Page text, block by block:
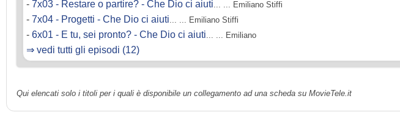
- 7x03 - Restare o partire? - Che Dio ci aiuti... ... Emiliano Stiffi
- 7x04 - Progetti - Che Dio ci aiuti... ... Emiliano Stiffi
- 6x01 - E tu, sei pronto? - Che Dio ci aiuti... ... Emiliano
⇒ vedi tutti gli episodi (12)
Qui elencati solo i titoli per i quali è disponibile un collegamento ad una scheda su MovieTele.it